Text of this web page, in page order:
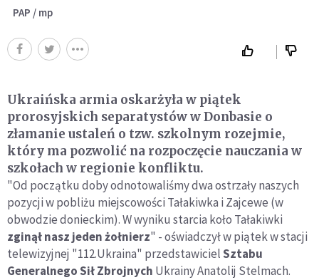
PAP / mp
Ukraińska armia oskarżyła w piątek
prorosyjskich separatystów w Donbasie o
złamanie ustaleń o tzw. szkolnym rozejmie,
który ma pozwolić na rozpoczęcie nauczania w
szkołach w regionie konfliktu.
"Od początku doby odnotowaliśmy dwa ostrzały naszych
pozycji w pobliżu miejscowości Tałakiwka i Zajcewe (w
obwodzie donieckim). W wyniku starcia koło Tałakiwki
zginął nasz jeden żołnierz" - oświadczył w piątek w stacji
telewizyjnej "112.Ukraina" przedstawicielSztabu
Generalnego Sił Zbrojnych Ukrainy Anatolij Stelmach.